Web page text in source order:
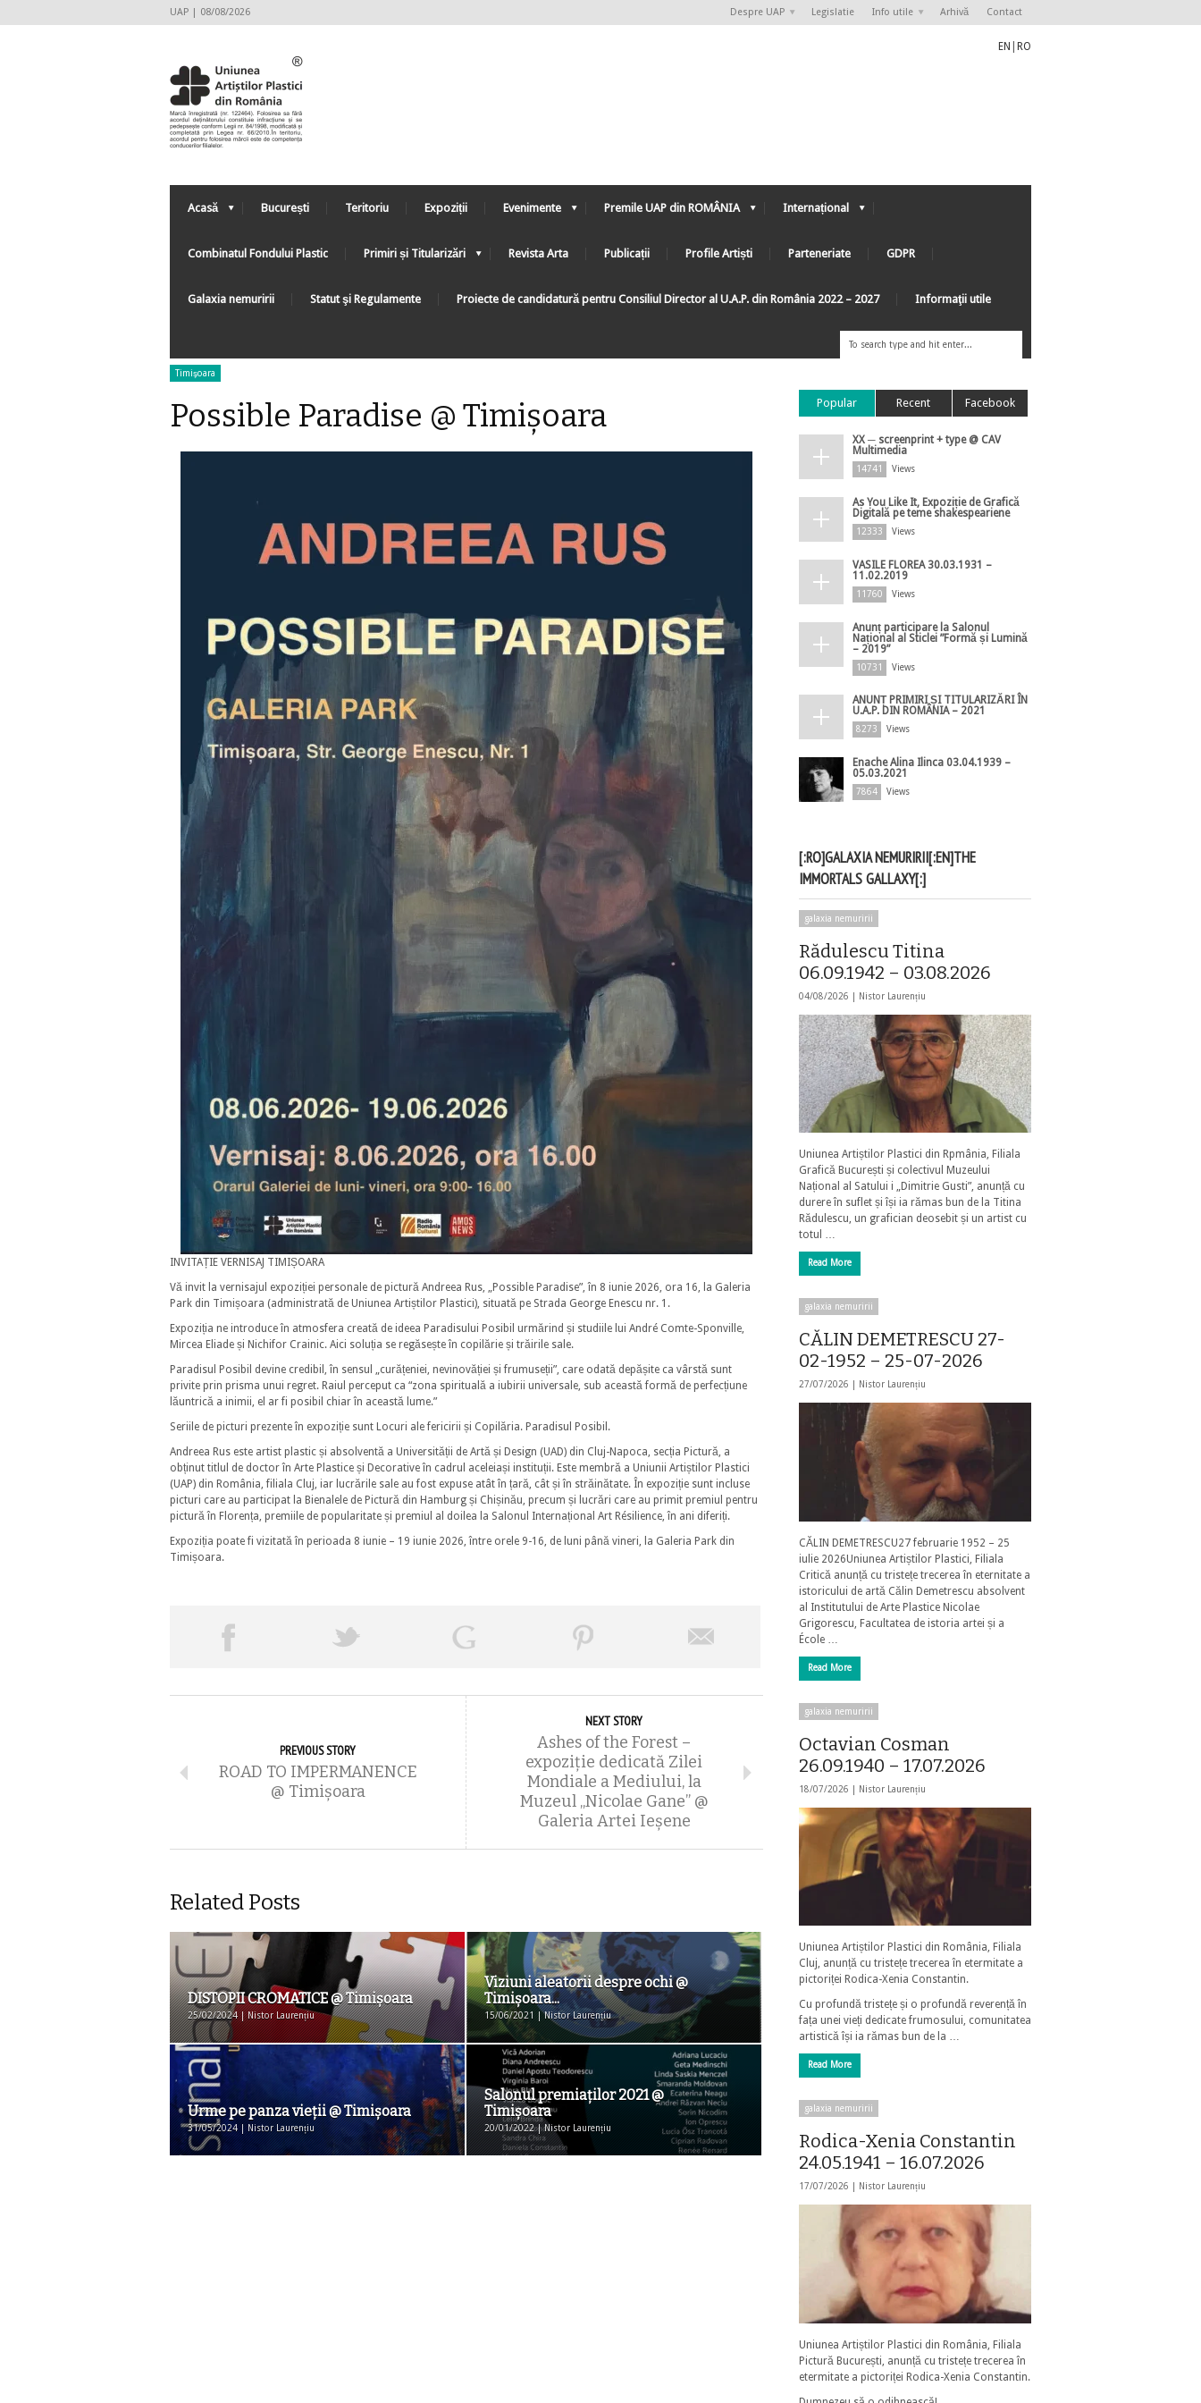
UAP | 08/08/2026 Despre UAP Legislatie Info utile Arhivă Contact
EN RO
Acasă București Teritoriu Expoziții Evenimente Premile UAP din ROMÂNIA Internațional
Combinatul Fondului Plastic Primiri și Titularizări Revista Arta Publicații Profile Artiști Parteneriate GDPR
Galaxia nemuririi Statut şi Regulamente Proiecte de candidatură pentru Consiliul Director al U.A.P. din România 2022 – 2027 Informaţii utile
Timişoara
Possible Paradise @ Timișoara
INVITAȚIE VERNISAJ TIMIȘOARA
Vă invit la vernisajul expoziției personale de pictură Andreea Rus, „Possible Paradise”, în 8 iunie 2026, ora 16, la Galeria
Park din Timișoara (administrată de Uniunea Artiștilor Plastici), situată pe Strada George Enescu nr. 1.
Expoziția ne introduce în atmosfera creată de ideea Paradisului Posibil urmărind și studiile lui André Comte-Sponville,
Mircea Eliade și Nichifor Crainic. Aici soluția se regăsește în copilărie și trăirile sale.
Paradisul Posibil devine credibil, în sensul „curățeniei, nevinovăției și frumuseții”, care odată depășite ca vârstă sunt
privite prin prisma unui regret. Raiul perceput ca “zona spirituală a iubirii universale, sub această formă de perfecțiune
lăuntrică a inimii, el ar fi posibil chiar în această lume.”
Seriile de picturi prezente în expoziție sunt Locuri ale fericirii și Copilăria. Paradisul Posibil.
Andreea Rus este artist plastic și absolventă a Universității de Artă și Design (UAD) din Cluj-Napoca, secția Pictură, a
obținut titlul de doctor în Arte Plastice și Decorative în cadrul aceleiași instituții. Este membră a Uniunii Artiștilor Plastici
(UAP) din România, filiala Cluj, iar lucrările sale au fost expuse atât în țară, cât și în străinătate. În expoziție sunt incluse
picturi care au participat la Bienalele de Pictură din Hamburg și Chișinău, precum și lucrări care au primit premiul pentru
pictură în Florența, premiile de popularitate și premiul al doilea la Salonul Internațional Art Résilience, în ani diferiți.
Expoziția poate fi vizitată în perioada 8 iunie – 19 iunie 2026, între orele 9-16, de luni până vineri, la Galeria Park din
Timișoara.
PREVIOUS STORY
ROAD TO IMPERMANENCE
@ Timișoara
NEXT STORY
Ashes of the Forest –
expoziție dedicată Zilei
Mondiale a Mediului, la
Muzeul „Nicolae Gane” @
Galeria Artei Ieșene
Related Posts
DISTOPII CROMATICE @ Timişoara
25/02/2024 | Nistor Laurențiu
Viziuni aleatorii despre ochi @
Timișoara...
15/06/2021 | Nistor Laurențiu
Urme pe panza vieții @ Timişoara
31/05/2024 | Nistor Laurențiu
Salonul premiaţilor 2021 @
Timişoara
20/01/2022 | Nistor Laurențiu
Popular Recent Facebook
XX ─ screenprint + type @ CAV
Multimedia
14741 Views
As You Like It, Expoziție de Grafică
Digitală pe teme shakespeariene
12333 Views
VASILE FLOREA 30.03.1931 –
11.02.2019
11760 Views
Anunț participare la Salonul
Național al Sticlei ”Formă și Lumină
– 2019”
10731 Views
ANUNȚ PRIMIRI ȘI TITULARIZĂRI ÎN
U.A.P. DIN ROMÂNIA – 2021
8273 Views
Enache Alina Ilinca 03.04.1939 –
05.03.2021
7864 Views
[:RO]GALAXIA NEMURIRII[:EN]THE
IMMORTALS GALLAXY[:]
galaxia nemuririi
Rădulescu Titina
06.09.1942 – 03.08.2026
04/08/2026 | Nistor Laurențiu
Uniunea Artiștilor Plastici din Rpmânia, Filiala
Grafică București și colectivul Muzeului
Național al Satului i „Dimitrie Gusti”, anunță cu
durere în suflet și își ia rămas bun de la Titina
Rădulescu, un grafician deosebit și un artist cu
totul …
Read More
galaxia nemuririi
CĂLIN DEMETRESCU 27-
02-1952 – 25-07-2026
27/07/2026 | Nistor Laurențiu
CĂLIN DEMETRESCU27 februarie 1952 – 25
iulie 2026Uniunea Artiștilor Plastici, Filiala
Critică anunță cu tristețe trecerea în eternitate a
istoricului de artă Călin Demetrescu absolvent
al Institutului de Arte Plastice Nicolae
Grigorescu, Facultatea de istoria artei și a
École …
Read More
galaxia nemuririi
Octavian Cosman
26.09.1940 – 17.07.2026
18/07/2026 | Nistor Laurențiu
Uniunea Artiștilor Plastici din România, Filiala
Cluj, anunță cu tristețe trecerea în etermitate a
pictoriței Rodica-Xenia Constantin.
Cu profundă tristețe și o profundă reverență în
fața unei vieți dedicate frumosului, comunitatea
artistică își ia rămas bun de la …
Read More
galaxia nemuririi
Rodica-Xenia Constantin
24.05.1941 – 16.07.2026
17/07/2026 | Nistor Laurențiu
Uniunea Artiștilor Plastici din România, Filiala
Pictură București, anunță cu tristețe trecerea în
etermitate a pictoriței Rodica-Xenia Constantin.